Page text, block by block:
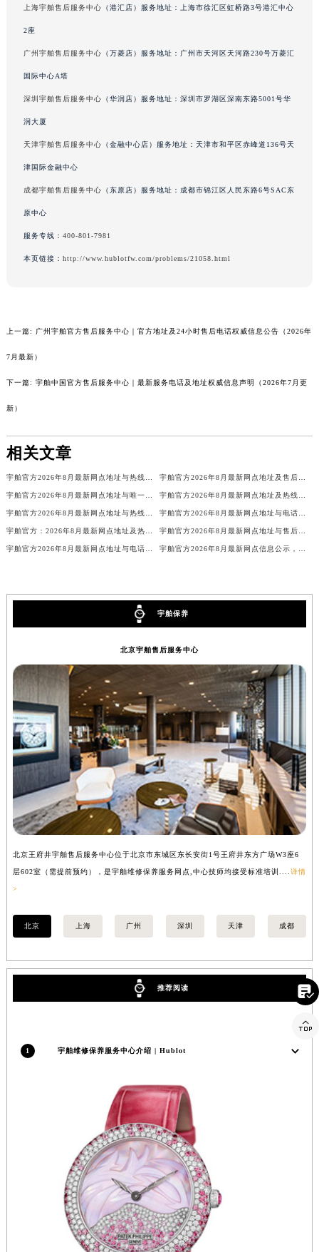
贵州省毕节市七星关区松山路宇舶售后服务中心（需提前预约）
贵州省黔东南苗族侗族自治州凯里市北京西路宇舶售后服务中心（需提前预约）
贵州省铜仁市碧江区民主路宇舶售后服务中心（需提前预约）
四川省达州市通川区中心广场、老车坝宇舶售后服务中心（需提前预约）
四川省泸州市江阳区治平路宇舶售后服务中心（需提前预约）
四川省遂宁市船山区香林南路宇舶售后服务中心（需提前预约）
四川省雅安市雨城区熊猫大道宇舶售后服务中心（需提前预约）
四川省宜宾市翠屏区长翠路宇舶售后服务中心（需提前预约）
四川省资阳市雁江区滨江大道一段与和平南路宇舶售后服务中心（需提前预约）
四川省自贡市自流井区华商北路宇舶售后服务中心（需提前预约）
西藏自治区阿里地区噶尔县北京西路宇舶售后服务中心（需提前预约）
西藏自治区拉萨市城关区北京中路宇舶售后服务中心（需提前预约）
西藏自治区山南市乃东区湖北大道宇舶售后服务中心（需提前预约）
云南省保山市隆阳区正阳路宇舶售后服务中心（需提前预约）
云南省德宏傣族景颇族自治州芒市团结大街宇舶售后服务中心（需提前预约）
云南省迪庆藏族自治州香格里拉市长征大道宇舶售后服务中心（需提前预约）
云南省红河哈尼族彝族自治州蒙自市天马路宇舶售后服务中心（需提前预约）
云南省丽江市古城区七星街宇舶售后服务中心（需提前预约）
云南省临沧市临翔区世纪路宇舶售后服务中心（需提前预约）
云南省怒江傈僳族自治州泸水市人民路宇舶售后服务中心（需提前预约）
云南省普洱市思茅区振兴大道宇舶售后服务中心（需提前预约）
台湾省台北市万华区中华路宇舶售后服务中心（需提前预约）
台湾省台中市西屯区文华路宇舶售后服务中心（需提前预约）
台湾省高雄市新兴区五福路宇舶售后服务中心（需提前预约）
台湾省基隆市仁爱区仁三路宇舶售后服务中心（需提前预约）
台湾省新竹市东区中正路宇舶售后服务中心（需提前预约）
台湾省嘉义市东区文化路宇舶售后服务中心（需提前预约）
上海宇舶售后服务中心 （港汇店）服务地址：上海市徐汇区虹桥路3号港汇中心
2座
广州宇舶售后服务中心 （万菱店）服务地址：广州市天河区天河路230号万菱汇
国际中心A塔
深圳宇舶售后服务中心 （华润店）服务地址：深圳市罗湖区深南东路5001号华
润大厦
天津宇舶售后服务中心 （金融中心店）服务地址：天津市和平区赤峰道136号天
津国际金融中心
成都宇舶售后服务中心 （东原店）服务地址：成都市锦江区人民东路6号SAC东
原中心
服务专线： 400-801-7981
本页链接： http://www.hublotfw.com/problems/21058.html
上一篇: 广州宇舶官方售后服务中心｜官方地址及24小时售后电话权威信息公告（2026年
7月最新）
下一篇: 宇舶中国官方售后服务中心｜最新服务电话及地址权威信息声明（2026年7月更
新）
相关文章
宇舶官方2026年8月最新网点地址与热线电话，客服售后服务信息权威通告 宇舶官方2026年8月最新网点地址及售后热线电话，客服服务信息完整公告
宇舶官方2026年8月最新网点地址与唯一热线电话，售后客服服务信息公示 宇舶官方2026年8月最新网点地址及热线电话，售后客户服务信息全面通告
宇舶官方2026年8月最新网点地址与热线电话，客户售后服务信息公示说明 宇舶官方2026年8月最新网点地址与电话热线，客服售后服务信息权威发布
宇舶官方：2026年8月最新网点地址及热线电话，客户售后服务中心权威通告 宇舶官方2026年8月最新网点地址与售后热线电话，客户服务信息全面公示
宇舶官方2026年8月最新网点地址与电话，热线客服售后服务信息全览通告 宇舶官方2026年8月最新网点信息公示，地址与热线电话，客服售后全面升级
宇舶保养
北京宇舶售后服务中心
北京王府井宇舶售后服务中心位于北京市东城区东长安街1号王府井东方广场W3座6
层602室（需提前预约），是宇舶维修保养服务网点,中心技师均接受标准培训.... 详情
>
北京 上海 广州 深圳 天津 成都
推荐阅读
1 宇舶维修保养服务中心介绍 | Hublot

